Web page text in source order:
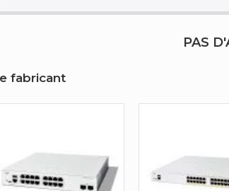
Oui
PAS
fabricant